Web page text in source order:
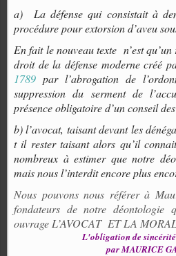
a)
La défense qui consistait à
procédure pour extorsion d’aveu
En fait le nouveau texte n’est
droit de la défense moderne créé
1789 par l’abrogation de
suppression du serment de
présence obligatoire d’un conseil
b) l’avocat, taisant devant les
t il rester taisant alors qu’il
nombreux à estimer que notre
mais nous l’interdit encore plus
Nous pouvons nous référer à
fondateurs de notre déontologie
ouvrage L’AVOCAT ET LA
L'obligation de
par MAURICE